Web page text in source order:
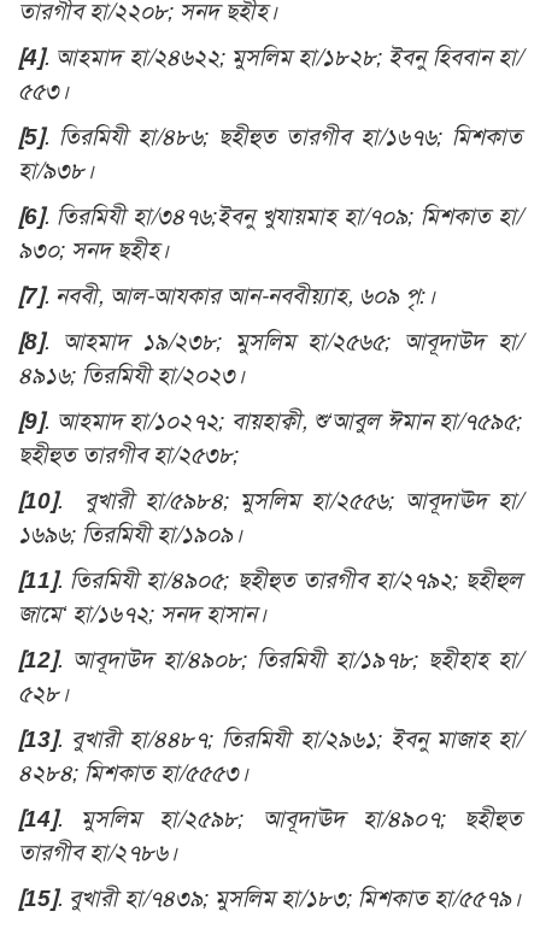
তারগীব হা/২২০৮; সনদ ছহীহ।
[4]. আহমাদ হা/২৪৬২২; মুসলিম হা/১৮২৮; ইবনু হিববান হা/
৫৫৩।
[5]. তিরমিযী হা/৪৮৬; ছহীহুত তারগীব হা/১৬৭৬; মিশকাত
হা/৯৩৮।
[6]. তিরমিযী হা/৩৪৭৬;ইবনু খুযায়মাহ হা/৭০৯; মিশকাত হা/
৯৩০; সনদ ছহীহ।
[7]. নববী, আল-আযকার আন-নববীয়্যাহ, ৬০৯ পৃ:।
[8]. আহমাদ ১৯/২৩৮; মুসলিম হা/২৫৬৫; আবূদাউদ হা/
৪৯১৬; তিরমিযী হা/২০২৩।
[9]. আহমাদ হা/১০২৭২; বায়হাক্বী, শু‘আবুল ঈমান হা/৭৫৯৫;
ছহীহুত তারগীব হা/২৫৩৮;
[10]. বুখারী হা/৫৯৮৪; মুসলিম হা/২৫৫৬; আবূদাঊদ হা/
১৬৯৬; তিরমিযী হা/১৯০৯।
[11]. তিরমিযী হা/৪৯০৫; ছহীহুত তারগীব হা/২৭৯২; ছহীহুল
জামে‘ হা/১৬৭২; সনদ হাসান।
[12]. আবূদাউদ হা/৪৯০৮; তিরমিযী হা/১৯৭৮; ছহীহাহ হা/
৫২৮।
[13]. বুখারী হা/৪৪৮৭; তিরমিযী হা/২৯৬১; ইবনু মাজাহ হা/
৪২৮৪; মিশকাত হা/৫৫৫৩।
[14]. মুসলিম হা/২৫৯৮; আবূদাঊদ হা/৪৯০৭; ছহীহুত
তারগীব হা/২৭৮৬।
[15]. বুখারী হা/৭৪৩৯; মুসলিম হা/১৮৩; মিশকাত হা/৫৫৭৯।